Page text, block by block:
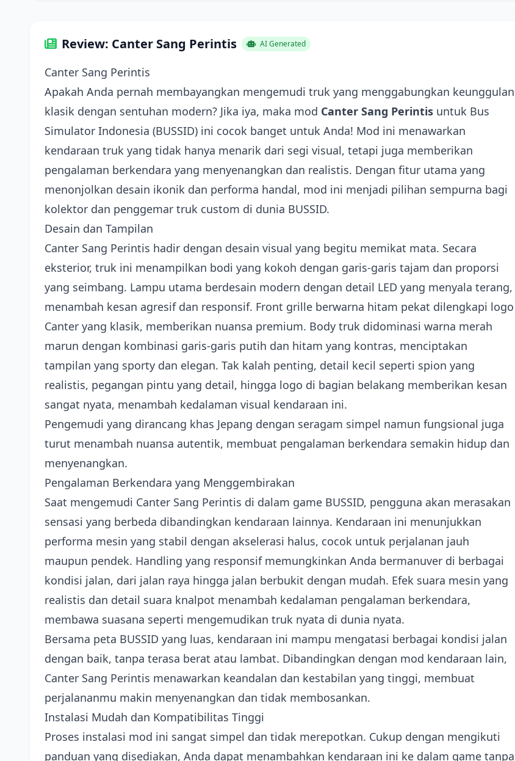
Review: Canter Sang Perintis AI Generated
Canter Sang Perintis
Apakah Anda pernah membayangkan mengemudi truk yang menggabungkan keunggulan
klasik dengan sentuhan modern? Jika iya, maka mod Canter Sang Perintis untuk Bus
Simulator Indonesia (BUSSID) ini cocok banget untuk Anda! Mod ini menawarkan
kendaraan truk yang tidak hanya menarik dari segi visual, tetapi juga memberikan
pengalaman berkendara yang menyenangkan dan realistis. Dengan fitur utama yang
menonjolkan desain ikonik dan performa handal, mod ini menjadi pilihan sempurna bagi
kolektor dan penggemar truk custom di dunia BUSSID.
Desain dan Tampilan
Canter Sang Perintis hadir dengan desain visual yang begitu memikat mata. Secara
eksterior, truk ini menampilkan bodi yang kokoh dengan garis-garis tajam dan proporsi
yang seimbang. Lampu utama berdesain modern dengan detail LED yang menyala terang,
menambah kesan agresif dan responsif. Front grille berwarna hitam pekat dilengkapi logo
Canter yang klasik, memberikan nuansa premium. Body truk didominasi warna merah
marun dengan kombinasi garis-garis putih dan hitam yang kontras, menciptakan
tampilan yang sporty dan elegan. Tak kalah penting, detail kecil seperti spion yang
realistis, pegangan pintu yang detail, hingga logo di bagian belakang memberikan kesan
sangat nyata, menambah kedalaman visual kendaraan ini.
Pengemudi yang dirancang khas Jepang dengan seragam simpel namun fungsional juga
turut menambah nuansa autentik, membuat pengalaman berkendara semakin hidup dan
menyenangkan.
Pengalaman Berkendara yang Menggembirakan
Saat mengemudi Canter Sang Perintis di dalam game BUSSID, pengguna akan merasakan
sensasi yang berbeda dibandingkan kendaraan lainnya. Kendaraan ini menunjukkan
performa mesin yang stabil dengan akselerasi halus, cocok untuk perjalanan jauh
maupun pendek. Handling yang responsif memungkinkan Anda bermanuver di berbagai
kondisi jalan, dari jalan raya hingga jalan berbukit dengan mudah. Efek suara mesin yang
realistis dan detail suara knalpot menambah kedalaman pengalaman berkendara,
membawa suasana seperti mengemudikan truk nyata di dunia nyata.
Bersama peta BUSSID yang luas, kendaraan ini mampu mengatasi berbagai kondisi jalan
dengan baik, tanpa terasa berat atau lambat. Dibandingkan dengan mod kendaraan lain,
Canter Sang Perintis menawarkan keandalan dan kestabilan yang tinggi, membuat
perjalananmu makin menyenangkan dan tidak membosankan.
Instalasi Mudah dan Kompatibilitas Tinggi
Proses instalasi mod ini sangat simpel dan tidak merepotkan. Cukup dengan mengikuti
panduan yang disediakan, Anda dapat menambahkan kendaraan ini ke dalam game tanpa